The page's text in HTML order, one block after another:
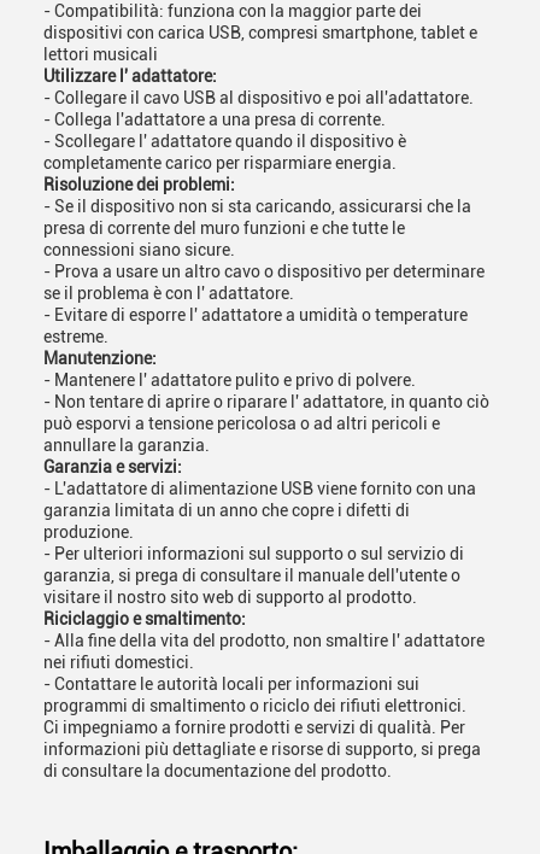
- Compatibilità: funziona con la maggior parte dei
dispositivi con carica USB, compresi smartphone, tablet e
lettori musicali
Utilizzare l' adattatore:
- Collegare il cavo USB al dispositivo e poi all'adattatore.
- Collega l'adattatore a una presa di corrente.
- Scollegare l' adattatore quando il dispositivo è
completamente carico per risparmiare energia.
Risoluzione dei problemi:
- Se il dispositivo non si sta caricando, assicurarsi che la
presa di corrente del muro funzioni e che tutte le
connessioni siano sicure.
- Prova a usare un altro cavo o dispositivo per determinare
se il problema è con l' adattatore.
- Evitare di esporre l' adattatore a umidità o temperature
estreme.
Manutenzione:
- Mantenere l' adattatore pulito e privo di polvere.
- Non tentare di aprire o riparare l' adattatore, in quanto ciò
può esporvi a tensione pericolosa o ad altri pericoli e
annullare la garanzia.
Garanzia e servizi:
- L'adattatore di alimentazione USB viene fornito con una
garanzia limitata di un anno che copre i difetti di
produzione.
- Per ulteriori informazioni sul supporto o sul servizio di
garanzia, si prega di consultare il manuale dell'utente o
visitare il nostro sito web di supporto al prodotto.
Riciclaggio e smaltimento:
- Alla fine della vita del prodotto, non smaltire l' adattatore
nei rifiuti domestici.
- Contattare le autorità locali per informazioni sui
programmi di smaltimento o riciclo dei rifiuti elettronici.
Ci impegniamo a fornire prodotti e servizi di qualità. Per
informazioni più dettagliate e risorse di supporto, si prega
di consultare la documentazione del prodotto.